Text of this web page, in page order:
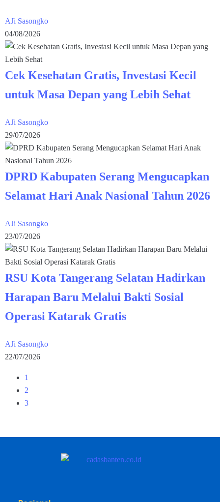
AJi Sasongko
04/08/2026
Cek Kesehatan Gratis, Investasi Kecil
untuk Masa Depan yang Lebih Sehat
AJi Sasongko
29/07/2026
DPRD Kabupaten Serang Mengucapkan
Selamat Hari Anak Nasional Tahun 2026
AJi Sasongko
23/07/2026
RSU Kota Tangerang Selatan Hadirkan
Harapan Baru Melalui Bakti Sosial
Operasi Katarak Gratis
AJi Sasongko
22/07/2026
1
2
3